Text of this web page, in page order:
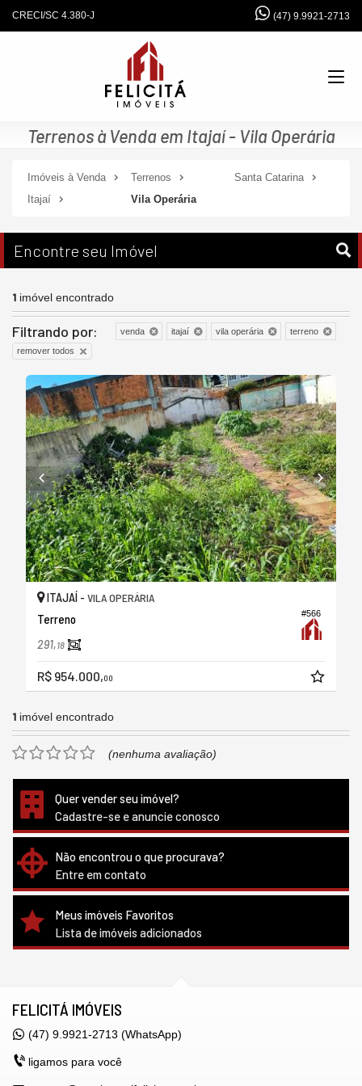
CRECI/SC 4.380-J (47) 9.9921-2713
Terrenos à Venda em Itajaí - Vila Operária
Imóveis à Venda Terrenos
Santa Catarina
Itajaí
Vila Operária
Encontre seu Imóvel
1 imóvel encontrado
Filtrando por: venda itajaí vila operária
terreno
remover todos
#566
ITAJAÍ - VILA OPERÁRIA
Terreno
291,18
R$ 954.000,00
1 imóvel encontrado
(nenhuma avaliação)
Quer vender seu imóvel?
Cadastre-se e anuncie conosco
Não encontrou o que procurava?
Entre em contato
Meus imóveis Favoritos
Lista de imóveis adicionados
FELICITÁ IMÓVEIS
(47) 9.9921-2713 (WhatsApp)
ligamos para você